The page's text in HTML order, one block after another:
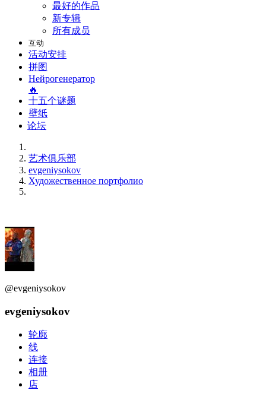
最好的作品
新专辑
所有成员
互动
活动安排
拼图
Нейрогенератор
🔥
十五个谜题
壁纸
论坛
艺术俱乐部
evgeniysokov
Художественное портфолио
@evgeniysokov
evgeniysokov
轮廓
线
连接
相册
店